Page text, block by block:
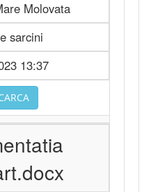
Molovata
sarcini
13:37